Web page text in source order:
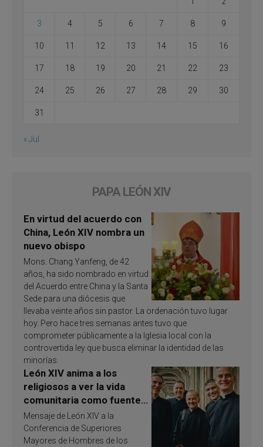
3 4 5 6 7 8 9
10 11 12 13 14 15 16
17 18 19 20 21 22 23
24 25 26 27 28 29 30
31
« Jul
PAPA LEÓN XIV
En virtud del acuerdo con
China, León XIV nombra un
nuevo obispo
Mons. Chang Yanfeng, de 42
años, ha sido nombrado en virtud
del Acuerdo entre China y la Santa
Sede para una diócesis que
llevaba veinte años sin pastor. La ordenación tuvo lugar
hoy. Pero hace tres semanas antes tuvo que
comprometer públicamente a la Iglesia local con la
controvertida ley que busca eliminar la identidad de las
minorías.
León XIV anima a los
religiosos a ver la vida
comunitaria como fuente
de inspiración y
santificación
Mensaje de León XIV a la
Conferencia de Superiores
Mayores de Hombres de los